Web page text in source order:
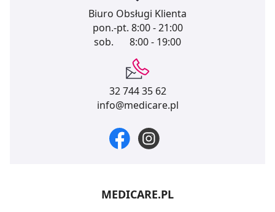
Biuro Obsługi Klienta
pon.-pt. 8:00 - 21:00
sob.
8:00 - 19:00
32 744 35 62
info@medicare.pl
MEDICARE.PL